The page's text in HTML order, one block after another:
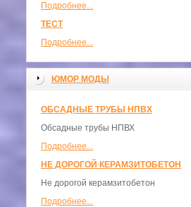
Подробнее...
ТЕСТ
Подробнее...
ЮМОР МОДЫ
ОБСАДНЫЕ ТРУБЫ НПВХ
Обсадные трубы НПВХ
Подробнее...
НЕ ДОРОГОЙ КЕРАМЗИТОБЕТОН
Не дорогой керамзитобетон
Подробнее...